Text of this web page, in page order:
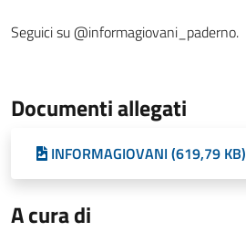
Seguici su @informagiovani_paderno.
Documenti allegati
INFORMAGIOVANI (619,79 KB)
A cura di